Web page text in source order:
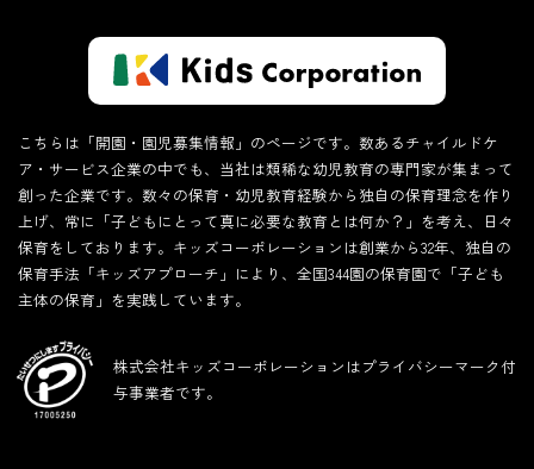
こちらは「開園・園児募集情報」のページです。数あるチャイルドケ
ア・サービス企業の中でも、当社は類稀な幼児教育の専門家が集まって
創った企業です。数々の保育・幼児教育経験から独自の保育理念を作り
上げ、常に「子どもにとって真に必要な教育とは何か？」を考え、日々
保育をしております。キッズコーポレーションは創業から32年、独自の
保育手法「キッズアプローチ」により、全国344園の保育園で「子ども
主体の保育」を実践しています。
株式会社キッズコーポレーションはプライバシーマーク付
与事業者です。